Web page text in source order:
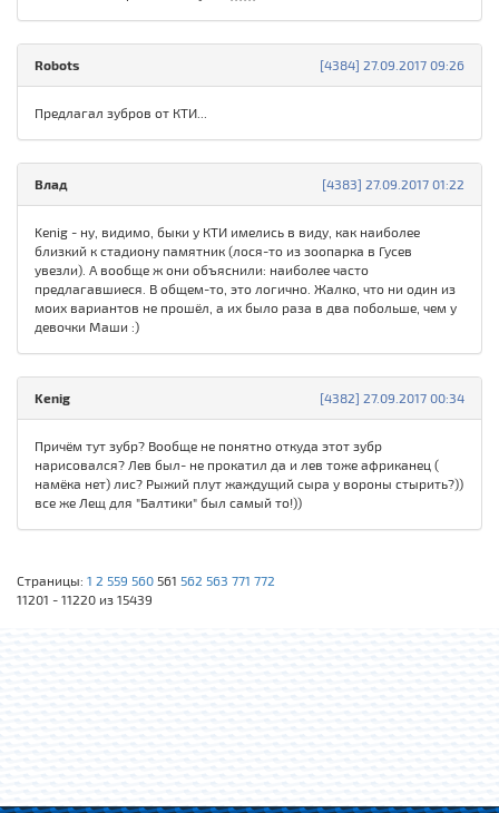
[4384] 27.09.2017 09:26
Robots
Предлагал зубров от КТИ...
[4383] 27.09.2017 01:22
Влад
Kenig - ну, видимо, быки у КТИ имелись в виду, как наиболее
близкий к стадиону памятник (лося-то из зоопарка в Гусев
увезли). А вообще ж они объяснили: наиболее часто
предлагавшиеся. В общем-то, это логично. Жалко, что ни один из
моих вариантов не прошёл, а их было раза в два побольше, чем у
девочки Маши :)
[4382] 27.09.2017 00:34
Kenig
Причём тут зубр? Вообще не понятно откуда этот зубр
нарисовался? Лев был- не прокатил да и лев тоже африканец (
намёка нет) лис? Рыжий плут жаждущий сыра у вороны стырить?))
все же Лещ для "Балтики" был самый то!))
Страницы: 1 2 559 560 561 562 563 771 772
11201 - 11220 из 15439